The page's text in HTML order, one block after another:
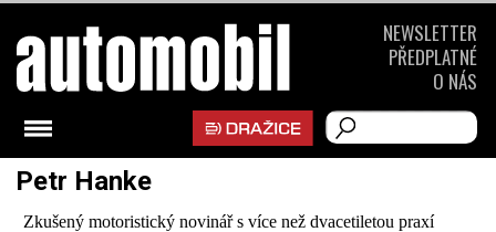
Petr Hanke
Zkušený motoristický novinář s více než dvacetiletou praxí
NEWSLETTER
PŘEDPLATNÉ
O NÁS